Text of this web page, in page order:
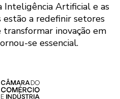
Artificial e as
a redefinir setores
transformar inovação em
se essencial.